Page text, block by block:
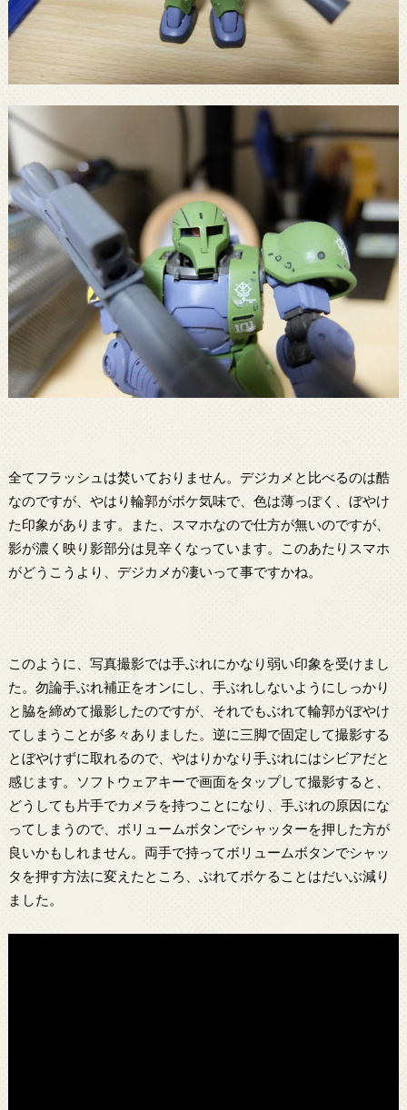
全てフラッシュは焚いておりません。デジカメと比べるのは酷
なのですが、やはり輪郭がボケ気味で、色は薄っぽく、ぼやけ
た印象があります。また、スマホなので仕方が無いのですが、
影が濃く映り影部分は見辛くなっています。このあたりスマホ
がどうこうより、デジカメが凄いって事ですかね。
このように、写真撮影では手ぶれにかなり弱い印象を受けまし
た。勿論手ぶれ補正をオンにし、手ぶれしないようにしっかり
と脇を締めて撮影したのですが、それでもぶれて輪郭がぼやけ
てしまうことが多々ありました。逆に三脚で固定して撮影する
とぼやけずに取れるので、やはりかなり手ぶれにはシビアだと
感じます。ソフトウェアキーで画面をタップして撮影すると、
どうしても片手でカメラを持つことになり、手ぶれの原因にな
ってしまうので、ボリュームボタンでシャッターを押した方が
良いかもしれません。両手で持ってボリュームボタンでシャッ
タを押す方法に変えたところ、ぶれてボケることはだいぶ減り
ました。